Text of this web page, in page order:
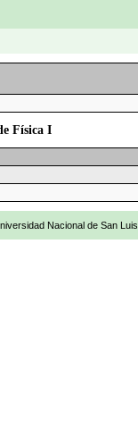
Física I
Nacional de San Luis